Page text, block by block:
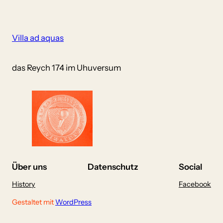
Villa ad aquas
das Reych 174 im Uhuversum
Über uns
History
Datenschutz Social
Facebook
Gestaltet mit WordPress